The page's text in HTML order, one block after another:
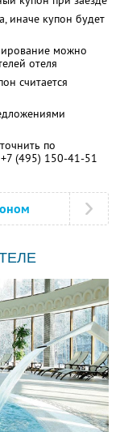
иначе купон будет
можно
отеля
считается
по
+7 (495) 150-41-51